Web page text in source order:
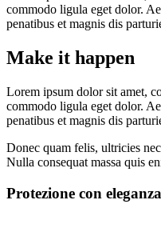
commodo ligula eget dolor.
penatibus et magnis dis
Make it happen
Lorem ipsum dolor sit amet,
commodo ligula eget dolor.
penatibus et magnis dis
Donec quam felis, ultricies
Nulla consequat massa quis
Protezione con eleganza